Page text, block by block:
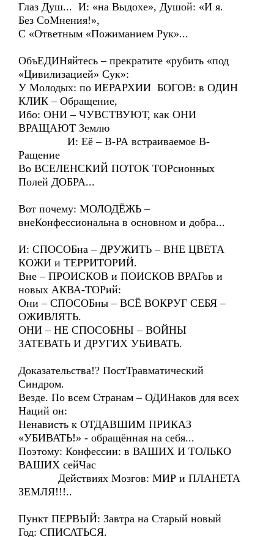
Глаз Душ... И: «на Выдохе», Душой: «И я.
Без СоМнения!»,
С «Ответным «Пожиманием Рук»...
ОбъЕДИНяйтесь – прекратите «рубить «под
«Цивилизацией» Сук»:
У Молодых: по ИЕРАРХИИ БОГОВ: в ОДИН
КЛИК – Обращение,
Ибо: ОНИ – ЧУВСТВУЮТ, как ОНИ
ВРАЩАЮТ Землю
И: Её – В-РА встраиваемое В-
Ращение
Во ВСЕЛЕНСКИЙ ПОТОК ТОРсионных
Полей ДОБРА...
Вот почему: МОЛОДЁЖЬ –
внеКонфессиональна в основном и добра...
И: СПОСОБна – ДРУЖИТЬ – ВНЕ ЦВЕТА
КОЖИ и ТЕРРИТОРИЙ.
Вне – ПРОИСКОВ и ПОИСКОВ ВРАГов и
новых АКВА-ТОРий:
Они – СПОСОБны – ВСЁ ВОКРУГ СЕБЯ –
ОЖИВЛЯТЬ.
ОНИ – НЕ СПОСОБНЫ – ВОЙНЫ
ЗАТЕВАТЬ И ДРУГИХ УБИВАТЬ.
Доказательства!? ПостТравматический
Синдром.
Везде. По всем Странам – ОДИНаков для всех
Наций он:
Ненависть к ОТДАВШИМ ПРИКАЗ
«УБИВАТЬ!» - обращённая на себя...
Поэтому: Конфессии: в ВАШИХ И ТОЛЬКО
ВАШИХ сейЧас
Действиях Мозгов: МИР и ПЛАНЕТА
ЗЕМЛЯ!!!..
Пункт ПЕРВЫЙ: Завтра на Старый новый
Год: СПИСАТЬСЯ.